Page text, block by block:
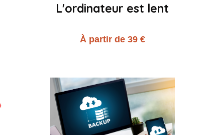
L'ordinateur est lent
À partir de 39 €